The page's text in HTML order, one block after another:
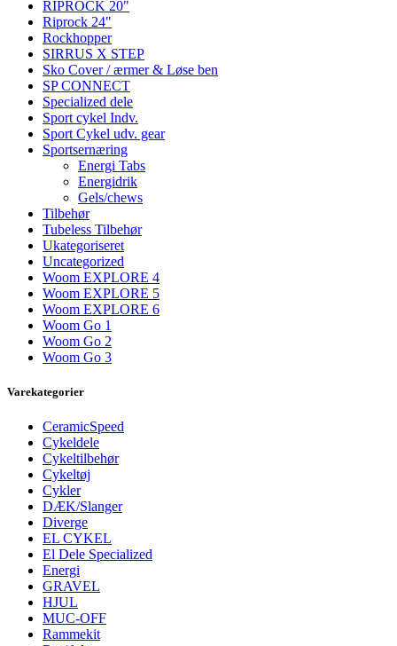
RIPROCK 20"
Riprock 24"
Rockhopper
SIRRUS X STEP
Sko Cover / ærmer & Løse ben
SP CONNECT
Specialized dele
Sport cykel Indv.
Sport Cykel udv. gear
Sportsernæring
Energi Tabs
Energidrik
Gels/chews
Tilbehør
Tubeless Tilbehør
Ukategoriseret
Uncategorized
Woom EXPLORE 4
Woom EXPLORE 5
Woom EXPLORE 6
Woom Go 1
Woom Go 2
Woom Go 3
Varekategorier
CeramicSpeed
Cykeldele
Cykeltilbehør
Cykeltøj
Cykler
DÆK/Slanger
Diverge
EL CYKEL
El Dele Specialized
Energi
GRAVEL
HJUL
MUC-OFF
Rammekit